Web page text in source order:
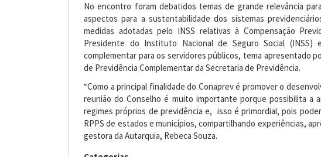
No encontro foram debatidos temas de grande relevância
aspectos para a sustentabilidade dos sistemas
medidas adotadas pelo INSS relativas à Compensação
Presidente do Instituto Nacional de Seguro Social
complementar para os servidores públicos, tema apresentado
de Previdência Complementar da Secretaria de Previdência.
“Como a principal finalidade do Conaprev é promover o
reunião do Conselho é muito importante porque possibilita a
regimes próprios de previdência e, isso é primordial, pois
RPPS de estados e municípios, compartilhando experiências,
gestora da Autarquia, Rebeca Souza.